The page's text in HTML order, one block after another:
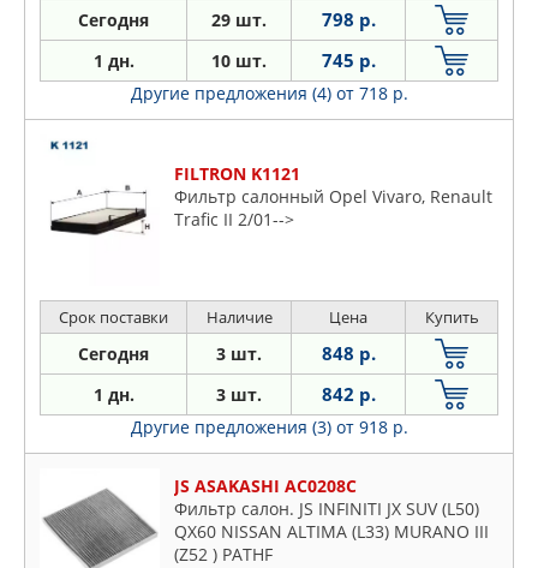
Сегодня 29 шт. 798 р.
1 дн. 10 шт. 745 р.
Другие предложения (4) от 718 р.
FILTRON K1121
Фильтр салонный Opel Vivaro, Renault
Trafic II 2/01-->
Срок поставки Наличие Цена Купить
Сегодня 3 шт. 848 р.
1 дн. 3 шт. 842 р.
Другие предложения (3) от 918 р.
JS ASAKASHI AC0208C
Фильтр салон. JS INFINITI JX SUV (L50)
QX60 NISSAN ALTIMA (L33) MURANO III
(Z52 ) PATHF